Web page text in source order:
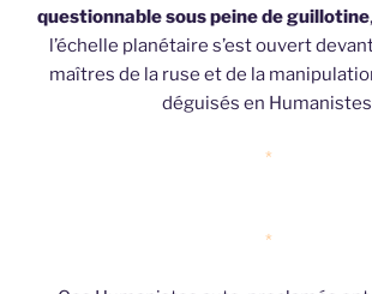
questionnable sous peine de guillotine
l’échelle planétaire s’est ouvert
maîtres de la ruse et de la
déguisés en
*
*